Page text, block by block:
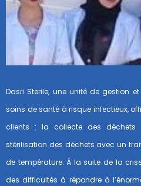
Dasri Sterile, une unité de gestion
soins de santé à risque infectieux,
clients : la collecte des déchets
stérilisation des déchets avec un
de température. À la suite de la
des difficultés à répondre à